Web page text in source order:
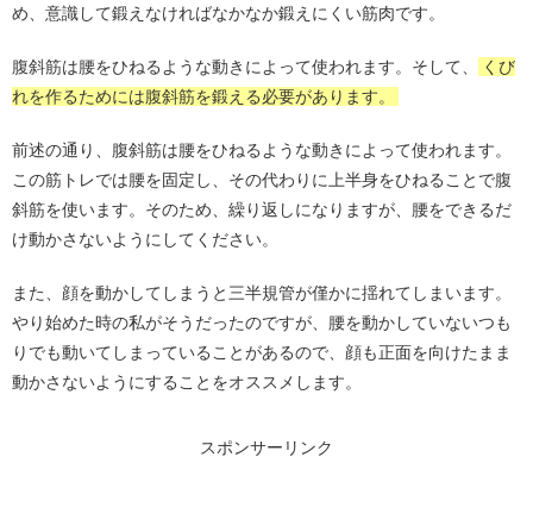
め、意識して鍛えなければなかなか鍛えにくい筋肉です。
腹斜筋は腰をひねるような動きによって使われます。そして、
くび
れを作るためには腹斜筋を鍛える必要があります。
前述の通り、腹斜筋は腰をひねるような動きによって使われます。
この筋トレでは腰を固定し、その代わりに上半身をひねることで腹
斜筋を使います。そのため、繰り返しになりますが、腰をできるだ
け動かさないようにしてください。
また、顔を動かしてしまうと三半規管が僅かに揺れてしまいます。
やり始めた時の私がそうだったのですが、腰を動かしていないつも
りでも動いてしまっていることがあるので、顔も正面を向けたまま
動かさないようにすることをオススメします。
スポンサーリンク